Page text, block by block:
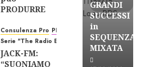
PRODURRE
07/08/2026
0
81
Consulenza Pro PRO
Serie "The Radio Bank"
JACK-FM:
“SUONIAMO
letti
GRANDI
SUCCESSI
in
SEQUENZA
MIXATA
A-Stories